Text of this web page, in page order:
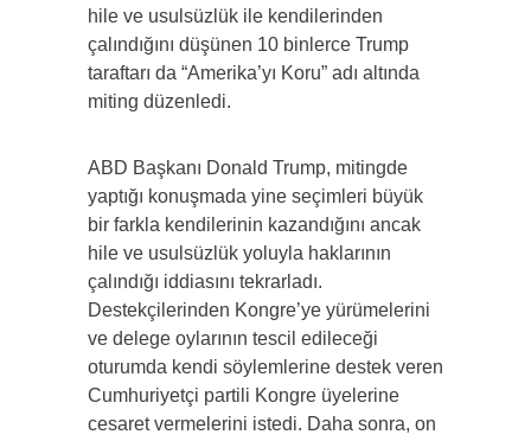
hile ve usulsüzlük ile kendilerinden
çalındığını düşünen 10 binlerce Trump
taraftarı da “Amerika’yı Koru” adı altında
miting düzenledi.
ABD Başkanı Donald Trump, mitingde
yaptığı konuşmada yine seçimleri büyük
bir farkla kendilerinin kazandığını ancak
hile ve usulsüzlük yoluyla haklarının
çalındığı iddiasını tekrarladı.
Destekçilerinden Kongre’ye yürümelerini
ve delege oylarının tescil edileceği
oturumda kendi söylemlerine destek veren
Cumhuriyetçi partili Kongre üyelerine
cesaret vermelerini istedi. Daha sonra, on